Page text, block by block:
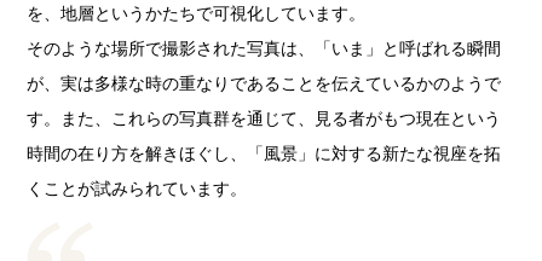
を、地層というかたちで可視化しています。
そのような場所で撮影された写真は、「いま」と呼ばれる瞬間
が、実は多様な時の重なりであることを伝えているかのようで
す。また、これらの写真群を通じて、見る者がもつ現在という
時間の在り方を解きほぐし、「風景」に対する新たな視座を拓
くことが試みられています。